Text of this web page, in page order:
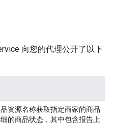
向您的代理公开了以下
资源名称获取指定商家的商品
的商品状态，其中包含报告上